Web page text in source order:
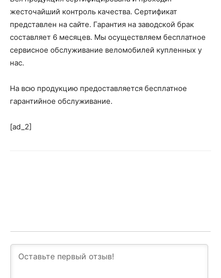
жесточайший контроль качества. Сертификат
представлен на сайте. Гарантия на заводской брак
составляет 6 месяцев. Мы осуществляем бесплатное
сервисное обслуживание веломобилей купленных у
нас.
На всю продукцию предоставляется бесплатное
гарантийное обслуживание.
[ad_2]